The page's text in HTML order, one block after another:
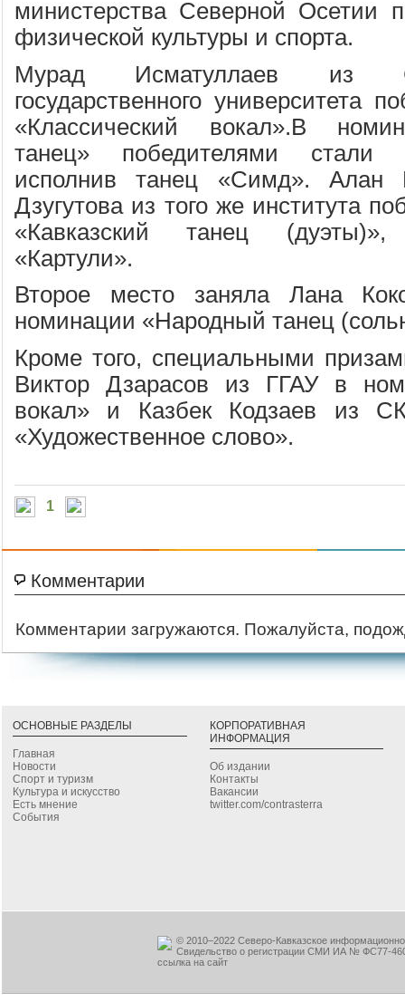
министерства Северной Осетии
физической культуры и спорта.
Мурад Исматуллаев из
государственного университета
«Классический вокал».В
танец» победителями стали
исполнив танец «Симд».
Дзугутова из того же института
«Кавказский танец
«Картули».
Второе место заняла Лана
номинации «Народный танец
Кроме того, специальными
Виктор Дзарасов из ГГАУ в
вокал» и Казбек Кодзаев из
«Художественное слово».
1
Комментарии
Комментарии загружаются. Пожалуйста,
ОСНОВНЫЕ РАЗДЕЛЫ
Главная
Новости
Спорт и туризм
Культура и искусство
Есть мнение
События
КОРПОРАТИВНАЯ
ИНФОРМАЦИЯ
Об издании
Контакты
Вакансии
twitter.com/contrasterra
© 2010–2022 Северо-Кавказское
Свидельство о регистрации СМИ ИА № ФС77-
ссылка на сайт